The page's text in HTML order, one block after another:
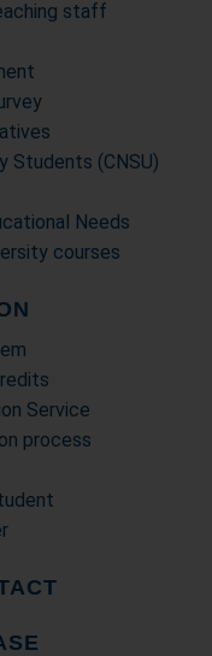
staff
Students (CNSU)
Needs
courses
Service
process